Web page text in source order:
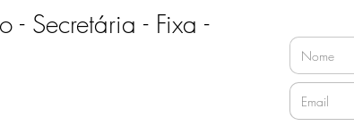
Secretária - Fixa -